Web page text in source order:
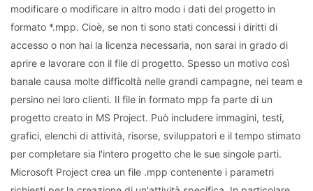
modificare o modificare in altro modo i dati del progetto in
formato *.mpp. Cioè, se non ti sono stati concessi i diritti di
accesso o non hai la licenza necessaria, non sarai in grado di
aprire e lavorare con il file di progetto. Spesso un motivo così
banale causa molte difficoltà nelle grandi campagne, nei team e
persino nei loro clienti. Il file in formato mpp fa parte di un
progetto creato in MS Project. Può includere immagini, testi,
grafici, elenchi di attività, risorse, sviluppatori e il tempo stimato
per completare sia l'intero progetto che le sue singole parti.
Microsoft Project crea un file .mpp contenente i parametri